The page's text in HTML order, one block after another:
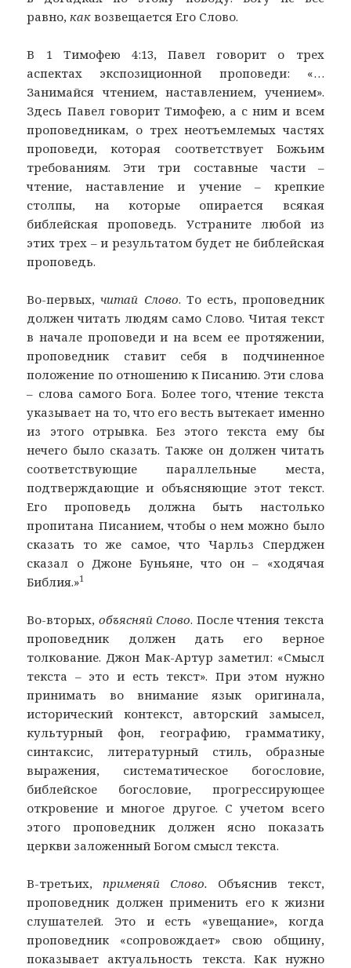
равно,как возвещается Его Слово.
В 1 Тимофею 4:13, Павел говорит о трех
аспектах экспозиционной проповеди: «…
Занимайся чтением, наставлением, учением».
Здесь Павел говорит Тимофею, а с ним и всем
проповедникам, о трех неотъемлемых частях
проповеди, которая соответствует Божьим
требованиям. Эти три составные части –
чтение, наставление и учение – крепкие
столпы, на которые опирается всякая
библейская проповедь. Устраните любой из
этих трех – и результатом будет не библейская
проповедь.
Во-первых,читай Слово. То есть, проповедник
должен читать людям само Слово. Читая текст
в начале проповеди и на всем ее протяжении,
проповедник ставит себя в подчиненное
положение по отношению к Писанию. Эти слова
– слова самого Бога. Более того, чтение текста
указывает на то, что его весть вытекает именно
из этого отрывка. Без этого текста ему бы
нечего было сказать. Также он должен читать
соответствующие параллельные места,
подтверждающие и объясняющие этот текст.
Его проповедь должна быть настолько
пропитана Писанием, чтобы о нем можно было
сказать то же самое, что Чарльз Сперджен
сказал о Джоне Буньяне, что он – «ходячая
Библия.»1
Во-вторых, объясняй Слово. После чтения текста
проповедник должен дать его верное
толкование. Джон Мак-Артур заметил: «Смысл
текста – это и есть текст». При этом нужно
принимать во внимание язык оригинала,
исторический контекст, авторский замысел,
культурный фон, географию, грамматику,
синтаксис, литературный стиль, образные
выражения, систематическое богословие,
библейское богословие, прогрессирующее
откровение и многое другое. С учетом всего
этого проповедник должен ясно показать
церкви заложенный Богом смысл текста.
В-третьих,применяй Слово. Объяснив текст,
проповедник должен применить его к жизни
слушателей. Это и есть «увещание», когда
проповедник «сопровождает» свою общину,
показывает актуальность текста. Как нужно